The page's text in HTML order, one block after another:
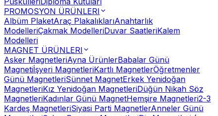
PROMOSYON ÜRÜNLERI
Albüm PlaketAraç PlakalıklarıAnahtarlık
ModelleriÇakmak ModelleriDuvar SaatleriKalem
Modelleri
MAGNET ÜRÜNLERI
Asker MagnetleriAyna ÜrünlerBabalar Günü
Magnetiİşyeri MagnetleriKartlı MagnetlerÖğretmenler
Günü MagnetleriSünnet MagnetErkek Yenidoğan
MagnetleriKız Yenidoğan MagnetleriDüğün Nikah Söz
MagnetleriKadınlar Günü MagnetHemşire Magnetleri2-3
Kardeş MagnetleriSiyasi Parti MagnetlerAnneler Günü